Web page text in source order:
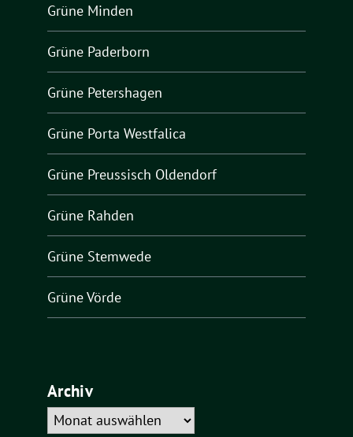
Grüne Minden
Grüne Paderborn
Grüne Petershagen
Grüne Porta Westfalica
Grüne Preussisch Oldendorf
Grüne Rahden
Grüne Stemwede
Grüne Vörde
Archiv
Archiv